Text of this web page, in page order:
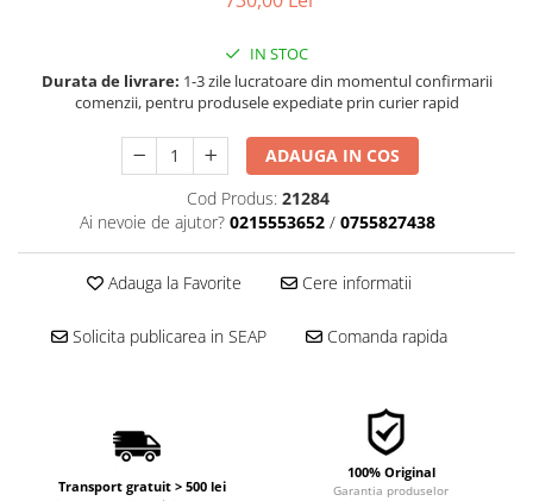
■ Filtre ulei
■ Filtre combustibil
■ Filtre uscator
► Piese auto
IN STOC
Durata de livrare: 1-3 zile lucratoare din momentul confirmarii
comenzii, pentru produsele expediate prin curier rapid
ADAUGA IN COS
Cod Produs: 21284
Ai nevoie de ajutor? 0215553652 / 0755827438
Adauga la Favorite Cere informatii
Solicita publicarea in SEAP Comanda rapida
Transport gratuit > 500 lei
100% Original
Garantia produselor